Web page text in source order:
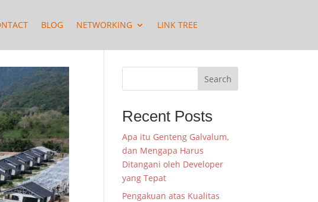
BLOG NETWORKING LINK TREE
Search
Recent Posts
Apa itu Genteng Galvalum,
dan Mengapa Harus
Ditangani oleh Developer
yang Tepat
Pengakuan atas Kualitas